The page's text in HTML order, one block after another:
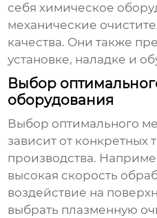
себя химическое
механические
качества. Они также
установке, наладке и
Выбор
оборудования
Выбор оптимального
зависит от конкретных
производства.
высокая скорость
воздействие на
выбрать плазменную